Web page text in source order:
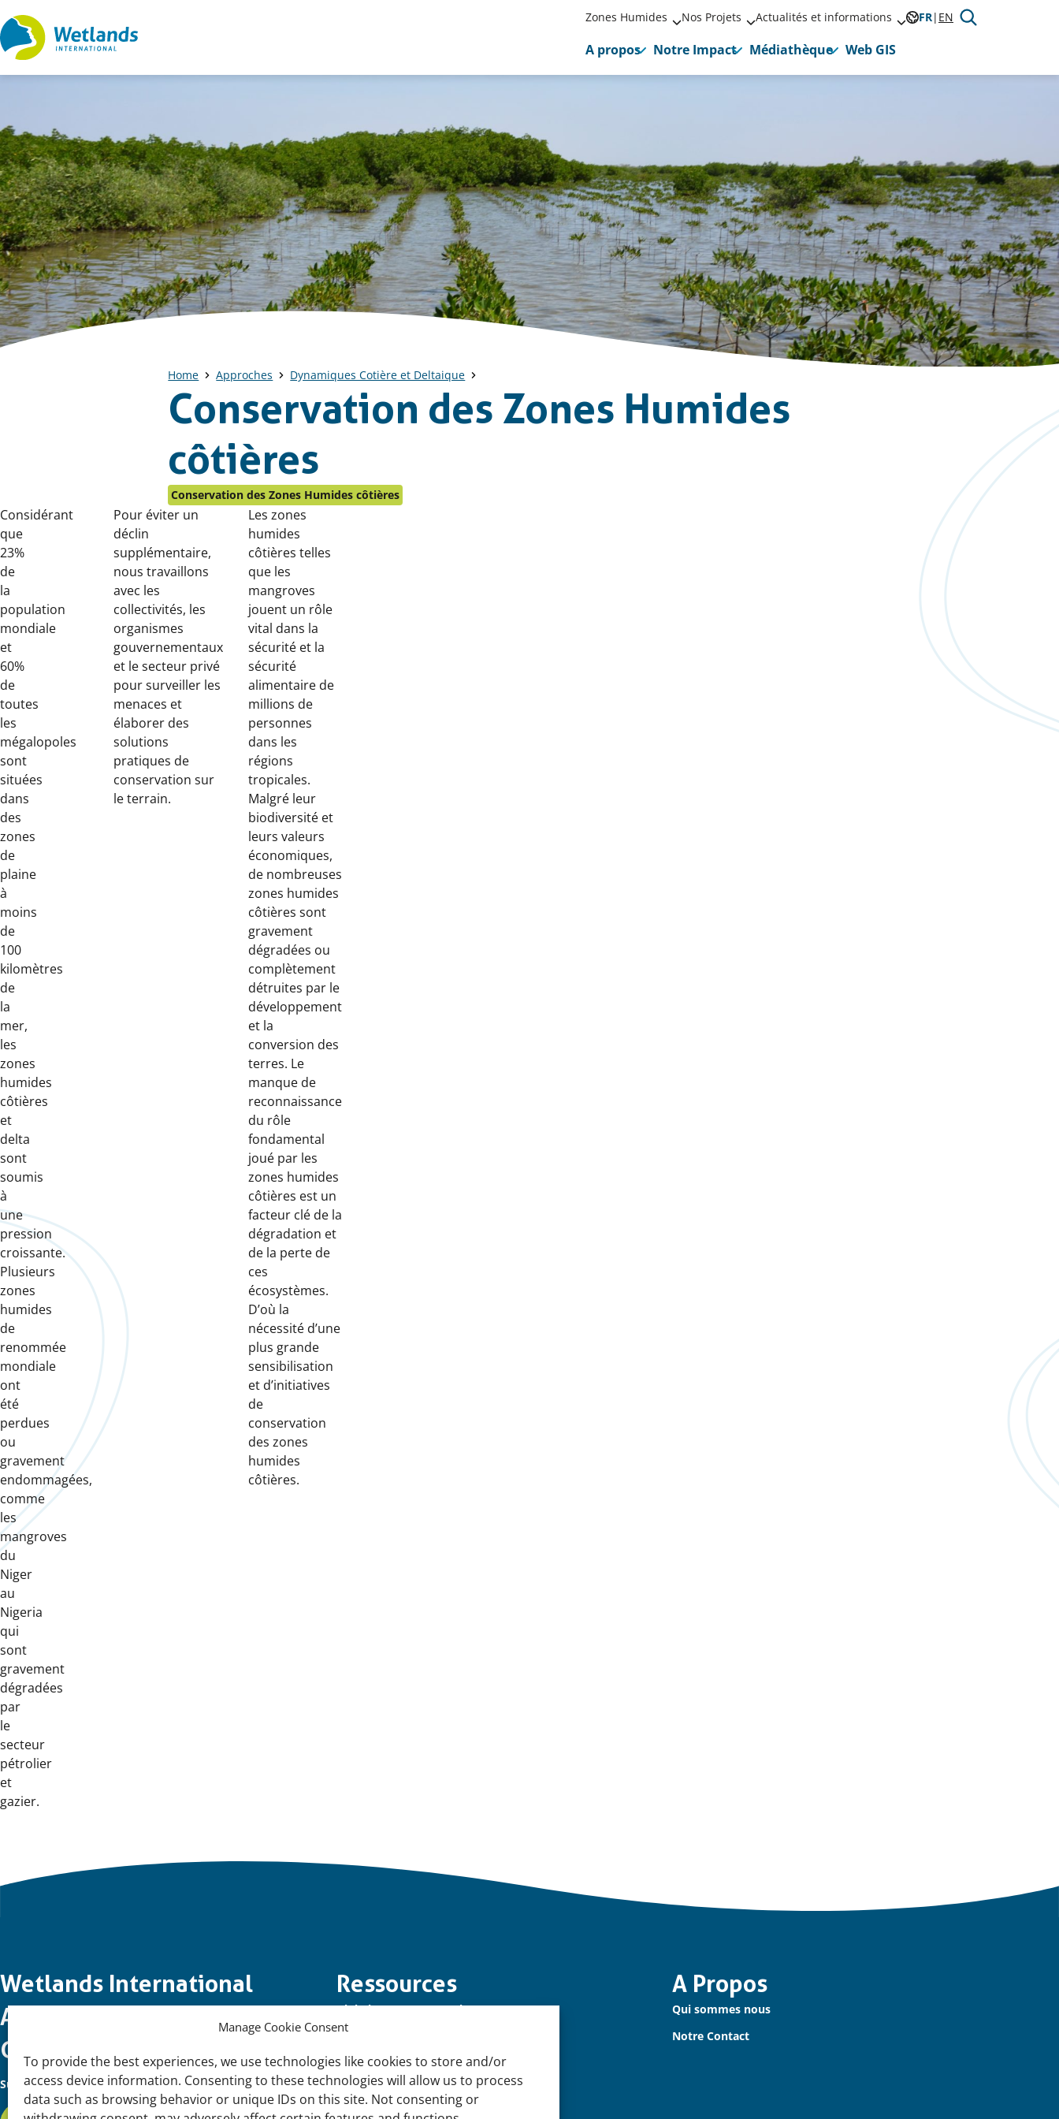
Manage Cookie Consent
To provide the best experiences, we use technologies like cookies to store and/or
access device information. Consenting to these technologies will allow us to process
data such as browsing behavior or unique IDs on this site. Not consenting or
Straight
to
Zones Humides Nos Projets Actualités et informations FR EN
A propos Notre Impact Médiathèque Web GIS
Home Approches Dynamiques Cotière et Deltaique
Conservation des Zones Humides
côtières
Conservation des Zones Humides côtières
Considérant
que
23%
de
la
population
mondiale
et
60%
de
toutes
les
mégalopoles
sont
situées
dans
des
zones
de
plaine
à
moins
de
100
kilomètres
de
la
mer,
les
zones
humides
côtières
et
delta
sont
soumis
à
une
pression
croissante.
Plusieurs
zones
humides
de
renommée
mondiale
ont
été
perdues
ou
gravement
endommagées,
comme
les
mangroves
du
Niger
au
Nigeria
qui
sont
gravement
dégradées
par
le
secteur
pétrolier
et
gazier.
Pour éviter un
déclin
supplémentaire,
nous travaillons
avec les
collectivités, les
organismes
gouvernementaux
et le secteur privé
pour surveiller les
menaces et
élaborer des
solutions
pratiques de
conservation sur
le terrain.
Les zones
humides
côtières telles
que les
mangroves
jouent un rôle
vital dans la
sécurité et la
sécurité
alimentaire de
millions de
personnes
dans les
régions
tropicales.
Malgré leur
biodiversité et
leurs valeurs
économiques,
de nombreuses
zones humides
côtières sont
gravement
dégradées ou
complètement
détruites par le
développement
et la
conversion des
terres. Le
manque de
reconnaissance
du rôle
fondamental
joué par les
zones humides
côtières est un
facteur clé de la
dégradation et
de la perte de
ces
écosystèmes.
D’où la
nécessité d’une
plus grande
sensibilisation
et d’initiatives
de
conservation
des zones
humides
côtières.
Important
links
Wetlands International
Afrique Côte Occidentale et
Golfe de Guinée
Ressources
Global Mangrove Watch
Soutenez-nous
A Propos
Qui sommes nous
Notre Contact
Suivez-Nous: